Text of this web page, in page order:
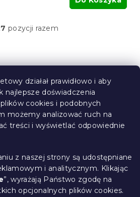
działał prawidłowo i aby
najlepsze doświadczenia
cookies i podobnych
możemy analizować ruch na
treści i wyświetlać odpowiednie
z naszej strony są udostępniane
i analitycznym. Klikając
”, wyrażają Państwo zgodę na
opcjonalnych plików cookies.
K
t
o
l
k
i
l
i
y
pozycji razem
Ciebie
towarów